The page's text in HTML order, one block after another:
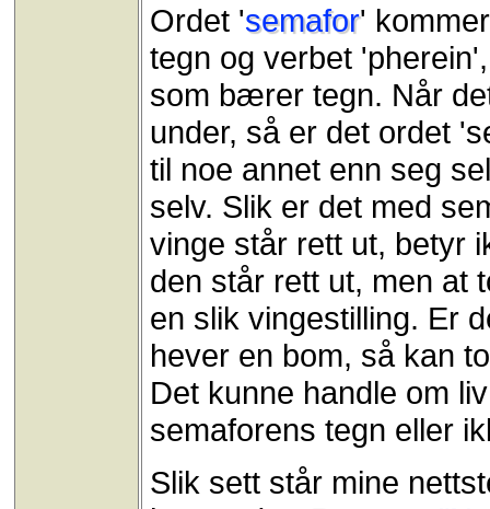
Ordet 'semafor'
tegn og verbet
som bærer tegn. Når
under, så er det ordet
til noe annet enn seg
selv. Slik er det med
vinge står rett ut, betyr
den står rett ut, men at
en slik vingestilling. Er
hever en bom, så kan
Det kunne handle om
semaforens tegn eller
Slik sett står mine